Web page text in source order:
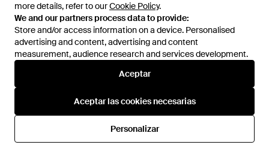
more details, refer to ourCookie Policy.
We and our partners process data to provide:
Store and/or access information on a device. Personalised
advertising and content, advertising and content
measurement, audience research and services development.
Aceptar
Aceptar las cookies necesarias
Personalizar
more details, refer to ourCookie Policy.
We and our partners process data to provide:
Store and/or access information on a device. Personalised
advertising and content, advertising and content
measurement, audience research and services development.
Aceptar
Aceptar las cookies necesarias
Personalizar
188 €